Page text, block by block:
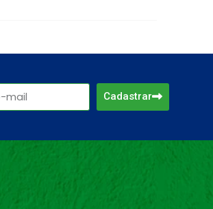
Cadastrar